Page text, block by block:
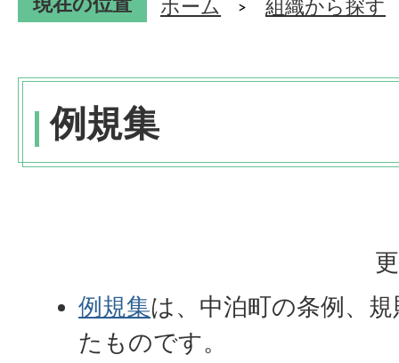
ホーム 組織から探す
例規集
例規集は、中泊町の条例、
たものです。